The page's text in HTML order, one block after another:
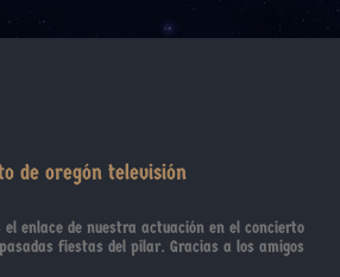
de oregón televisión
el enlace de nuestra actuación en el concierto
fiestas del pilar. Gracias a los amigos